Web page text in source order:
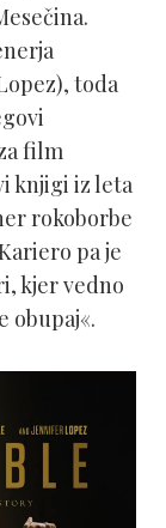
toda
film
knjigi iz leta
rokoborbe
pa je
kjer vedno
obupaj«.